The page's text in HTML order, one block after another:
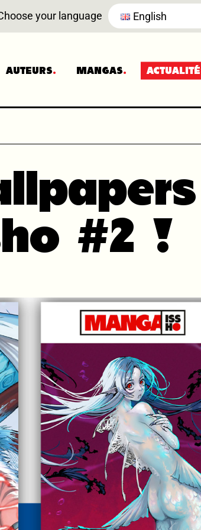
your language English
AUTEURS MANGAS
#2 !